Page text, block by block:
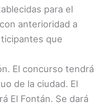
para el
anterioridad a
que
El concurso tendrá
de la ciudad. El
El Fontán. Se dará